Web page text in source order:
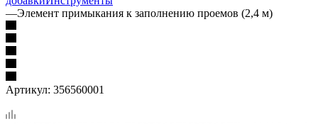
—Элемент примыкания к заполнению проемов (2,4 м)
Артикул: 356560001